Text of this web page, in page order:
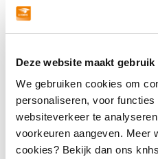
Deze website maakt
We gebruiken cookies om
personaliseren, voor
websiteverkeer te
voorkeuren aangeven. Meer
cookies? Bekijk dan ons
KNHS-webshop
Kan ik mijn bestelling uit
nog wijzigen?